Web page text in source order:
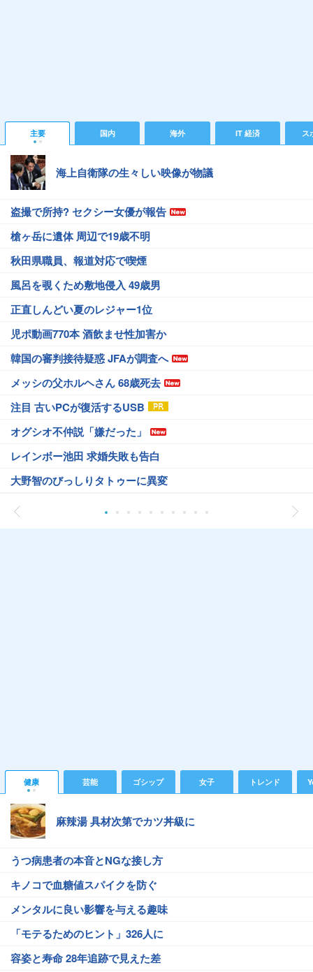
主要 国内 海外 IT 経済 ス
海上自衛隊の生々しい映像が物議
盗撮で所持? セクシー女優が報告
槍ヶ岳に遺体 周辺で19歳不明
秋田県職員、報道対応で喫煙
風呂を覗くため敷地侵入 49歳男
正直しんどい夏のレジャー1位
児ポ動画770本 酒飲ませ性加害か
韓国の審判接待疑惑 JFAが調査へ
メッシの父ホルヘさん 68歳死去
注目 古いPCが復活するUSB
オグシオ不仲説「嫌だった」
レインボー池田 求婚失敗も告白
大野智のびっしりタトゥーに異変
健康 芸能 ゴシップ 女子 トレンド
麻辣湯 具材次第でカツ丼級に
うつ病患者の本音とNGな接し方
キノコで血糖値スパイクを防ぐ
メンタルに良い影響を与える趣味
「モテるためのヒント」326人に
容姿と寿命 28年追跡で見えた差